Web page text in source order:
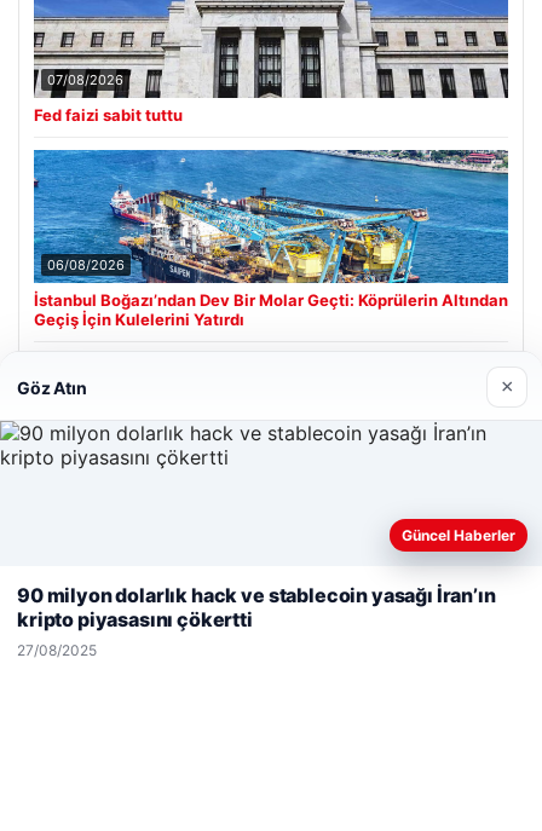
07/08/2026
Fed faizi sabit tuttu
06/08/2026
İstanbul Boğazı’ndan Dev Bir Molar Geçti: Köprülerin Altından
Geçiş İçin Kulelerini Yatırdı
Son Eklenen Firmalar
Enes Kaplan Avukatlık Bürosu
Web sitemizi nasıl kullandığınızı daha iyi anlayabilmek,
kullanıyoruz.Çerez Politikamız
Reddet Kabul Et
Göz Atın ×
Güncel Haberler
90 milyon dolarlık hack ve stablecoin yasağı İran’ın
kripto piyasasını çökertti
27/08/2025